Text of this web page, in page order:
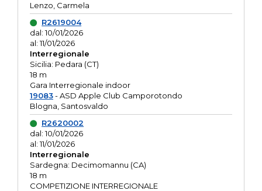
Lenzo, Carmela
R2619004
dal: 10/01/2026
al: 11/01/2026
Interregionale
Sicilia: Pedara (CT)
18 m
Gara Interregionale indoor
19083- ASD Apple Club Camporotondo
Blogna, Santosvaldo
R2620002
dal: 10/01/2026
al: 11/01/2026
Interregionale
Sardegna: Decimomannu (CA)
18 m
COMPETIZIONE INTERREGIONALE